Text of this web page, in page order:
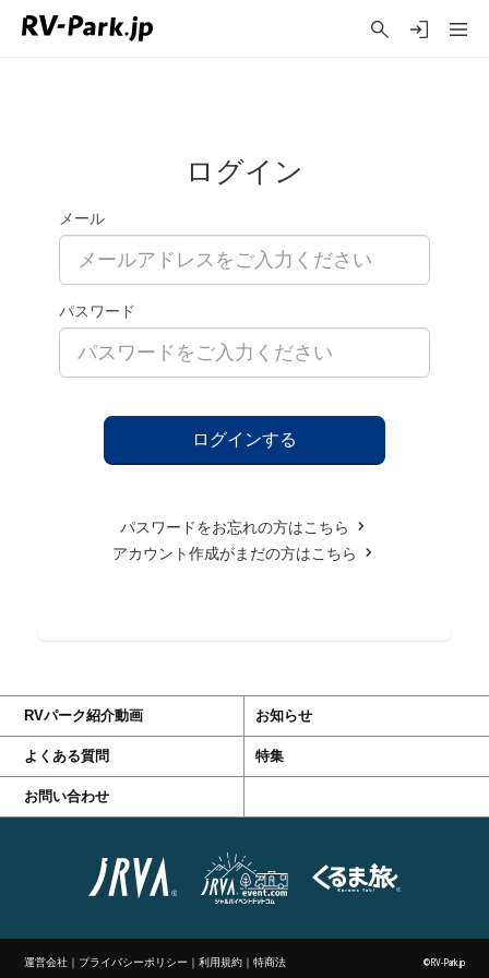
ログイン
メール
パスワード
パスワードをお忘れの方はこちら
アカウント作成がまだの方はこちら
RVパーク紹介動画 お知らせ
よくある質問 特集
お問い合わせ
運営会社 ｜ プライバシーポリシー ｜利用規約 ｜特商法 ©RV-Park.jp